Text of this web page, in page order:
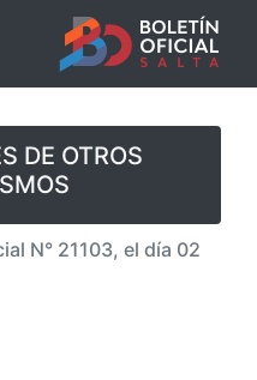
DE OTROS
N° 21103, el día 02